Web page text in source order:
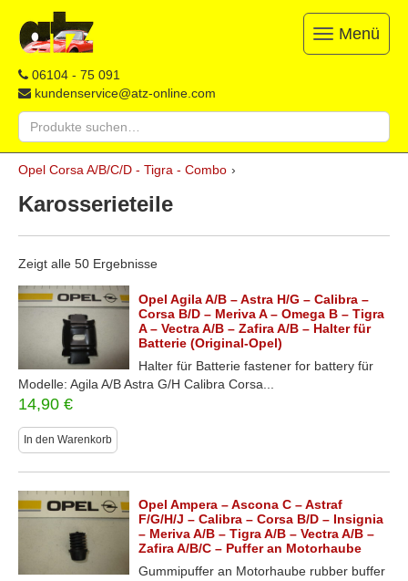
ATZ
Opel-
Ersatzteile
Restauration,
Reparatur
&
Ersatzteile
&
Onlineshop
06104 - 75 091
kundenservice@atz-online.com
Suche
nach:
Toggle
navigation
Menü
Skip
content
Opel Corsa A/B/C/D - Tigra - Combo ›
Karosserieteile
Zeigt alle 50 Ergebnisse
Opel Agila A/B – Astra H/G – Calibra –
Corsa B/D – Meriva A – Omega B – Tigra
A – Vectra A/B – Zafira A/B – Halter für
Batterie (Original-Opel)
Halter für Batterie fastener for battery für
Modelle: Agila A/B Astra G/H Calibra Corsa...
14,90 €
In den Warenkorb
Opel Ampera – Ascona C – Astraf
F/G/H/J – Calibra – Corsa B/D – Insignia
– Meriva A/B – Tigra A/B – Vectra A/B –
Zafira A/B/C – Puffer an Motorhaube
Gummipuffer an Motorhaube rubber buffer